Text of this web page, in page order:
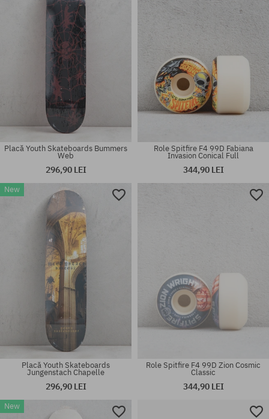
Mărimi existente:
Mărimi existente:
Placă Youth Skateboards Bummers
Web
296,90 LEI
Role Spitfire F4 99D Fabiana
Invasion Conical Full
344,90 LEI
New
Placă Youth Skateboards
Jungenstach Chapelle
296,90 LEI
Role Spitfire F4 99D Zion Cosmic
Classic
344,90 LEI
New